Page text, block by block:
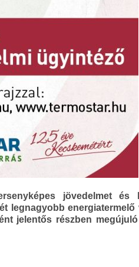
jövedelmet és
legnagyobb energiatermelő
jelentős részben megújuló